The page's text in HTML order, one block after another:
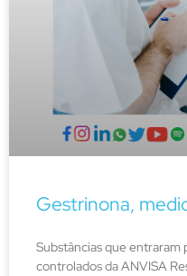
Gestrinona,
Substâncias que entraram
controlados da ANVISA